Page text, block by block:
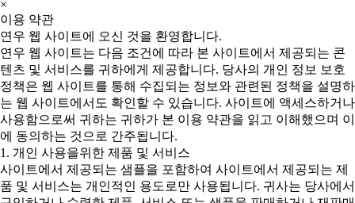
×
이용 약관
연우 웹 사이트에 오신 것을 환영합니다.
연우 웹 사이트는 다음 조건에 따라 본 사이트에서 제공되는 콘
텐츠 및 서비스를 귀하에게 제공합니다. 당사의 개인 정보 보호
정책은 웹 사이트를 통해 수집되는 정보와 관련된 정책을 설명하
는 웹 사이트에서도 확인할 수 있습니다. 사이트에 액세스하거나
사용함으로써 귀하는 귀하가 본 이용 약관을 읽고 이해했으며 이
에 동의하는 것으로 간주됩니다.
1. 개인 사용을위한 제품 및 서비스
사이트에서 제공되는 샘플을 포함하여 사이트에서 제공되는 제
품 및 서비스는 개인적인 용도로만 사용됩니다. 귀사는 당사에서